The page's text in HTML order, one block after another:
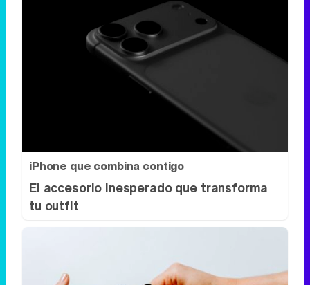
iPhone que combina contigo
El accesorio inesperado que transforma
tu outfit